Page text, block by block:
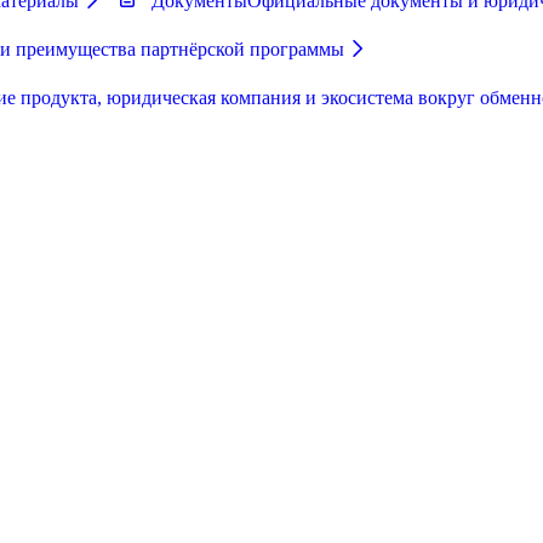
преимущества партнёрской программы
продукта, юридическая компания и экосистема вокруг